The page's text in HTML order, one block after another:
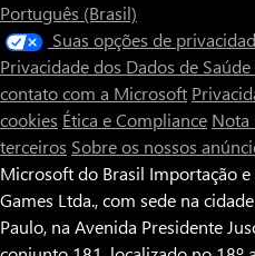
Português (Brasil)
Suas opções de
Privacidade dos Dados de
contato com a Microsoft
cookies Ética e Compliance Nota
terceiros Sobre os nossos
Microsoft do Brasil Importação
Games Ltda., com sede na
Paulo, na Avenida Presidente